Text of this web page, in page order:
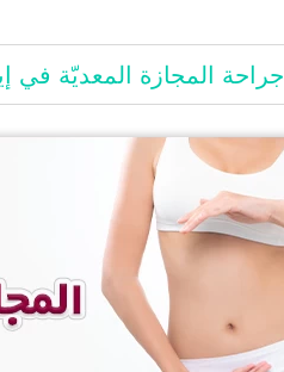
جراحة المجازة المعديّة في